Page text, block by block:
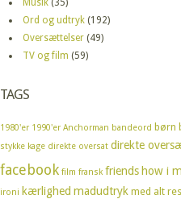
Musik (35)
Ord og udtryk (192)
Oversættelser (49)
TV og film (59)
TAGS
1980'er 1990'er Anchorman bandeord børn
stykke kage direkte oversat direkte
facebook film fransk friends how i
ironi kærlighed madudtryk med alt